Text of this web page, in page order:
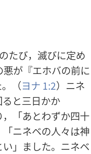
たび，滅びに定め
が『エホバの前に
（ヨナ 1:2）ニネ
と三日かか
，「あとわずか四十
ニネベの人々は神
」ました。ニネベ